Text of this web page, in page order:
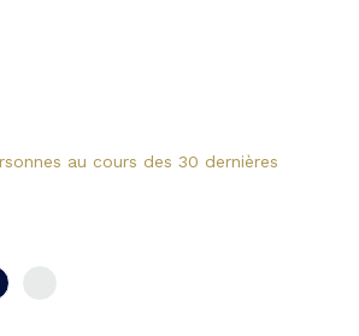
au cours des 30 dernières